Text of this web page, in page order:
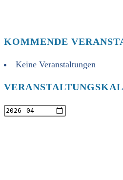
KOMMENDE
Keine Veranstaltungen